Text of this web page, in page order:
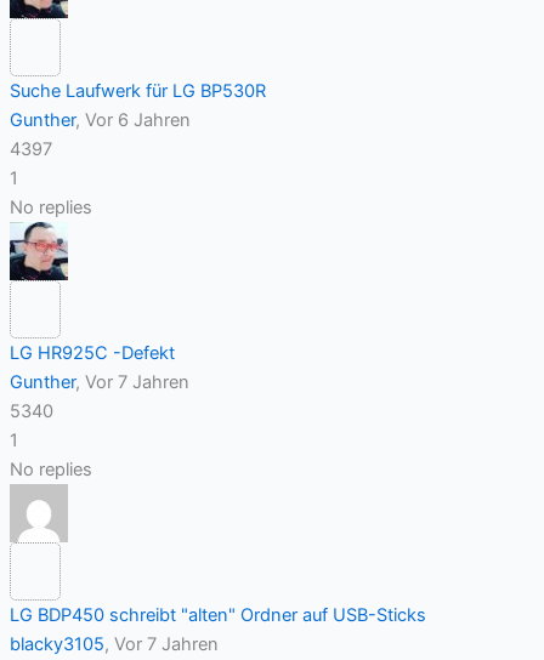
Suche Laufwerk für LG BP530R
Gunther, Vor 6 Jahren
4397
1
No replies
LG HR925C -Defekt
Gunther, Vor 7 Jahren
5340
1
No replies
LG BDP450 schreibt "alten" Ordner auf USB-Sticks
blacky3105, Vor 7 Jahren